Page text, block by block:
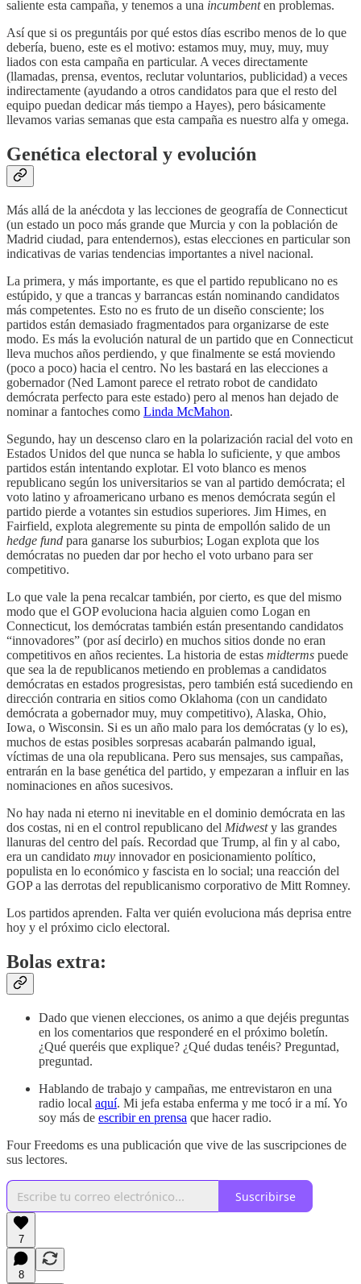
saliente esta campaña, y tenemos a una incumbenten problemas.
Así que si os preguntáis por qué estos días escribo menos de lo que
debería, bueno, este es el motivo: estamos muy, muy, muy, muy
liados con esta campaña en particular. A veces directamente
(llamadas, prensa, eventos, reclutar voluntarios, publicidad) a veces
indirectamente (ayudando a otros candidatos para que el resto del
equipo puedan dedicar más tiempo a Hayes), pero básicamente
llevamos varias semanas que esta campaña es nuestro alfa y omega.
Genética electoral y evolución
Más allá de la anécdota y las lecciones de geografía de Connecticut
(un estado un poco más grande que Murcia y con la población de
Madrid ciudad, para entendernos), estas elecciones en particular son
indicativas de varias tendencias importantes a nivel nacional.
La primera, y más importante, es que el partido republicano no es
estúpido, y que a trancas y barrancas están nominando candidatos
más competentes. Esto no es fruto de un diseño consciente; los
partidos están demasiado fragmentados para organizarse de este
modo. Es más la evolución natural de un partido que en Connecticut
lleva muchos años perdiendo, y que finalmente se está moviendo
(poco a poco) hacia el centro. No les bastará en las elecciones a
gobernador (Ned Lamont parece el retrato robot de candidato
demócrata perfecto para este estado) pero al menos han dejado de
nominar a fantoches como Linda McMahon.
Segundo, hay un descenso claro en la polarización racial del voto en
Estados Unidos del que nunca se habla lo suficiente, y que ambos
partidos están intentando explotar. El voto blanco es menos
republicano según los universitarios se van al partido demócrata; el
voto latino y afroamericano urbano es menos demócrata según el
partido pierde a votantes sin estudios superiores. Jim Himes, en
Fairfield, explota alegremente su pinta de empollón salido de un
hedge fund para ganarse los suburbios; Logan explota que los
demócratas no pueden dar por hecho el voto urbano para ser
competitivo.
Lo que vale la pena recalcar también, por cierto, es que del mismo
modo que el GOP evoluciona hacia alguien como Logan en
Connecticut, los demócratas también están presentando candidatos
“innovadores” (por así decirlo) en muchos sitios donde no eran
competitivos en años recientes. La historia de estas midterms puede
que sea la de republicanos metiendo en problemas a candidatos
demócratas en estados progresistas, pero también está sucediendo en
dirección contraria en sitios como Oklahoma (con un candidato
demócrata a gobernador muy, muy competitivo), Alaska, Ohio,
Iowa, o Wisconsin. Si es un año malo para los demócratas (y lo es),
muchos de estas posibles sorpresas acabarán palmando igual,
víctimas de una ola republicana. Pero sus mensajes, sus campañas,
entrarán en la base genética del partido, y empezaran a influir en las
nominaciones en años sucesivos.
No hay nada ni eterno ni inevitable en el dominio demócrata en las
dos costas, ni en el control republicano del Midwesty las grandes
llanuras del centro del país. Recordad que Trump, al fin y al cabo,
era un candidato muy innovador en posicionamiento político,
populista en lo económico y fascista en lo social; una reacción del
GOP a las derrotas del republicanismo corporativo de Mitt Romney.
Los partidos aprenden. Falta ver quién evoluciona más deprisa entre
hoy y el próximo ciclo electoral.
Bolas extra:
Dado que vienen elecciones, os animo a que dejéis preguntas
en los comentarios que responderé en el próximo boletín.
¿Qué queréis que explique? ¿Qué dudas tenéis? Preguntad,
preguntad.
Hablando de trabajo y campañas, me entrevistaron en una
radio local aquí. Mi jefa estaba enferma y me tocó ir a mí. Yo
soy más de escribir en prensa que hacer radio.
Four Freedoms es una publicación que vive de las suscripciones de
sus lectores.
Suscribirse
7
8